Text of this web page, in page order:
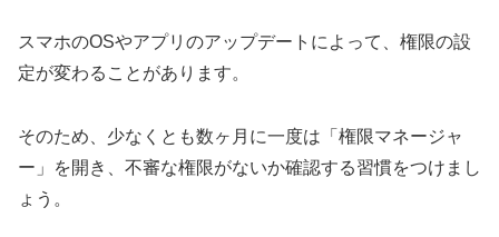
スマホのOSやアプリのアップデートによって、権限の設
定が変わることがあります。
そのため、少なくとも数ヶ月に一度は「権限マネージャ
ー」を開き、不審な権限がないか確認する習慣をつけまし
ょう。